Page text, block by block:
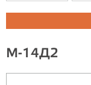
М-14Д2